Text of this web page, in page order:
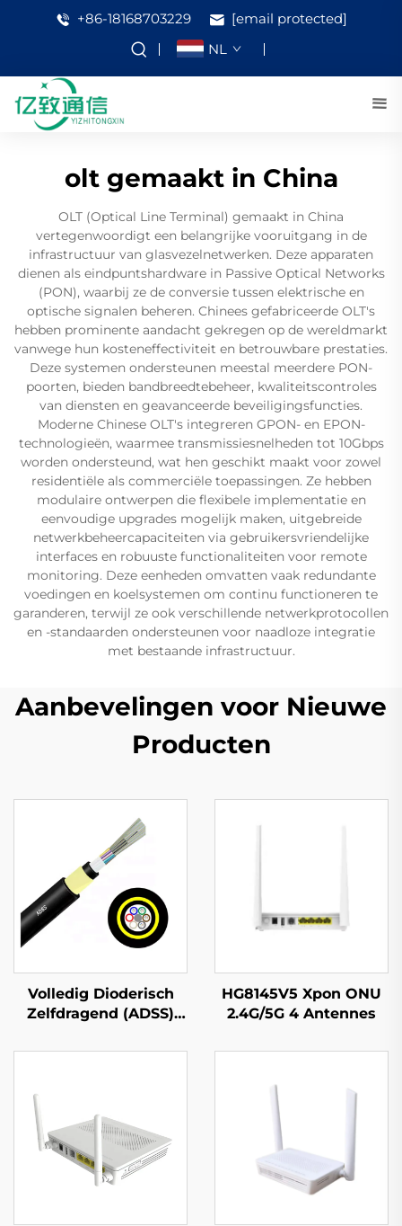
+86-18168703229
[email protected]
NL
olt gemaakt in China
OLT (Optical Line Terminal) gemaakt in China
vertegenwoordigt een belangrijke vooruitgang in de
infrastructuur van glasvezelnetwerken. Deze apparaten
dienen als eindpuntshardware in Passive Optical Networks
(PON), waarbij ze de conversie tussen elektrische en
optische signalen beheren. Chinees gefabriceerde OLT's
hebben prominente aandacht gekregen op de wereldmarkt
vanwege hun kosteneffectiviteit en betrouwbare prestaties.
Deze systemen ondersteunen meestal meerdere PON-
poorten, bieden bandbreedtebeheer, kwaliteitscontroles
van diensten en geavanceerde beveiligingsfuncties.
Moderne Chinese OLT's integreren GPON- en EPON-
technologieën, waarmee transmissiesnelheden tot 10Gbps
worden ondersteund, wat hen geschikt maakt voor zowel
residentiële als commerciële toepassingen. Ze hebben
modulaire ontwerpen die flexibele implementatie en
eenvoudige upgrades mogelijk maken, uitgebreide
netwerkbeheercapaciteiten via gebruikersvriendelijke
interfaces en robuuste functionaliteiten voor remote
monitoring. Deze eenheden omvatten vaak redundante
voedingen en koelsystemen om continu functioneren te
garanderen, terwijl ze ook verschillende netwerkprotocollen
en -standaarden ondersteunen voor naadloze integratie
met bestaande infrastructuur.
Aanbevelingen voor Nieuwe
Producten
Volledig Dioderisch
Zelfdragend (ADSS)
HG8145V5 Xpon ONU
2.4G/5G 4 Antennes